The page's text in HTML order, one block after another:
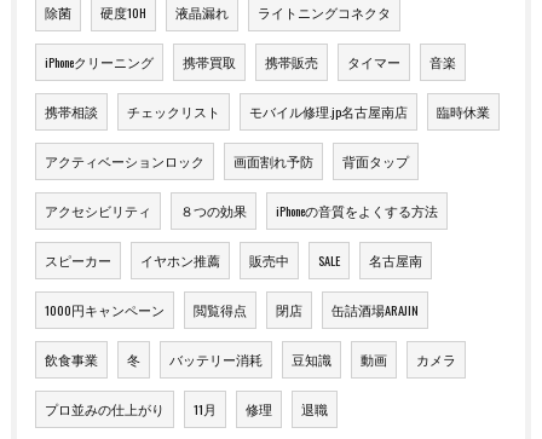
除菌 硬度10H 液晶漏れ ライトニングコネクタ
iPhoneクリーニング 携帯買取 携帯販売 タイマー 音楽
携帯相談 チェックリスト モバイル修理.jp名古屋南店 臨時休業
アクティベーションロック 画面割れ予防 背面タップ
アクセシビリティ ８つの効果 iPhoneの音質をよくする方法
スピーカー イヤホン推薦 販売中 SALE 名古屋南
1000円キャンペーン 閲覧得点 閉店 缶詰酒場ARAJIN
飲食事業 冬 バッテリー消耗 豆知識 動画 カメラ
プロ並みの仕上がり 11月 修理 退職